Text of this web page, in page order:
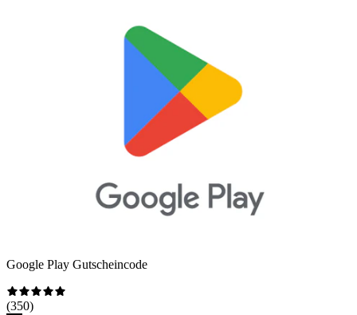
Google Play Gutscheincode
(350)